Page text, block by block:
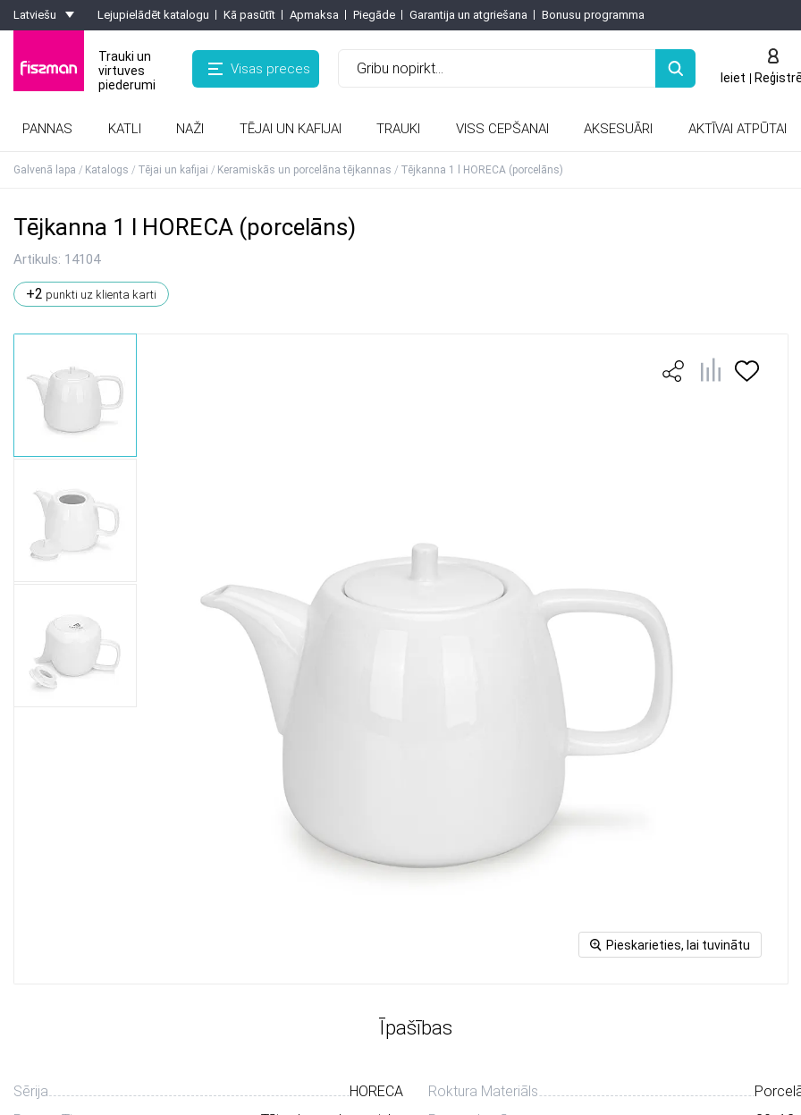
Latviešu Lejupielādēt katalogu Kā pasūtīt Apmaksa Piegāde Garantija un atgriešana Bonusu programma
Trauki un
virtuves
piederumi
Visas preces
Ieiet
PANNAS KATLI NAŽI TĒJAI UN KAFIJAI TRAUKI VISS CEPŠANAI AKSESUĀRI AKTĪVAI ATPŪTAI
Galvenā lapa Katalogs Tējai un kafijai Keramiskās un porcelāna tējkannas Tējkanna 1 l HORECA (porcelāns)
Tējkanna 1 l HORECA (porcelāns)
Artikuls: 14104
+2 punkti uz klienta karti
Pieskarieties, lai tuvinātu
Īpašības
Sērija
HORECA
Roktura Materiāls